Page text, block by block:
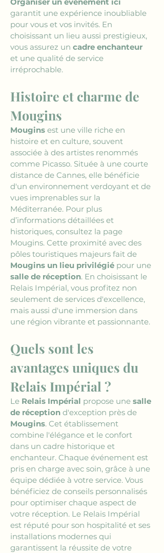
garantit une expérience inoubliable
pour vous et vos invités. En
choisissant un lieu aussi prestigieux,
vous assurez un cadre enchanteur
et une qualité de service
irréprochable.
Histoire et charme de
Mougins
Mougins est une ville riche en
histoire et en culture, souvent
associée à des artistes renommés
comme Picasso. Située à une courte
distance de Cannes, elle bénéficie
d'un environnement verdoyant et de
vues imprenables sur la
Méditerranée. Pour plus
d’informations détaillées et
historiques, consultez la page
Mougins. Cette proximité avec des
pôles touristiques majeurs fait de
Mougins un lieu privilégié pour une
salle de réception. En choisissant le
Relais Impérial, vous profitez non
seulement de services d'excellence,
mais aussi d'une immersion dans
une région vibrante et passionnante.
Quels sont les
avantages uniques du
Relais Impérial ?
Le Relais Impérial propose une salle
de réception d'exception près de
Mougins. Cet établissement
combine l'élégance et le confort
dans un cadre historique et
enchanteur. Chaque événement est
pris en charge avec soin, grâce à une
équipe dédiée à votre service. Vous
bénéficiez de conseils personnalisés
pour optimiser chaque aspect de
votre réception. Le Relais Impérial
est réputé pour son hospitalité et ses
installations modernes qui
garantissent la réussite de votre